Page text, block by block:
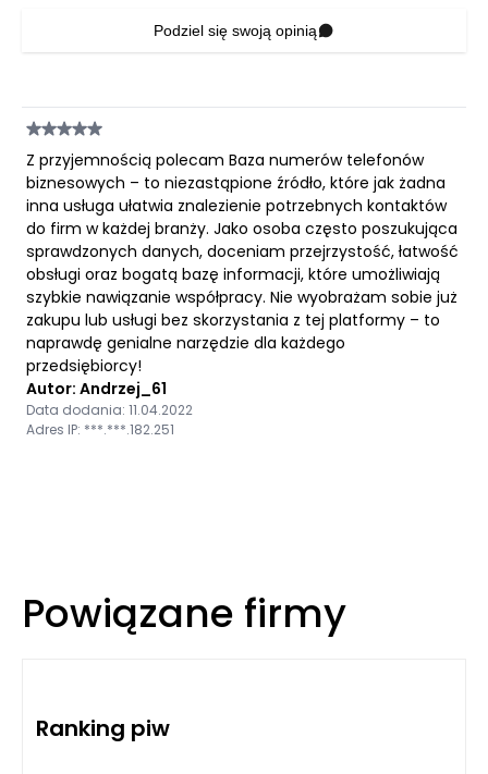
Podziel się swoją opinią
Z przyjemnością polecam Baza numerów telefonów
biznesowych – to niezastąpione źródło, które jak żadna
inna usługa ułatwia znalezienie potrzebnych kontaktów
do firm w każdej branży. Jako osoba często poszukująca
sprawdzonych danych, doceniam przejrzystość, łatwość
obsługi oraz bogatą bazę informacji, które umożliwiają
szybkie nawiązanie współpracy. Nie wyobrażam sobie już
zakupu lub usługi bez skorzystania z tej platformy – to
naprawdę genialne narzędzie dla każdego
przedsiębiorcy!
Autor: Andrzej_61
Data dodania: 11.04.2022
Adres IP: ***.***.182.251
Powiązane firmy
Ranking piw